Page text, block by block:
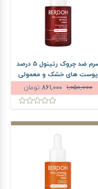
سرم ضد چروک رتینول 5 درصد
پوست های خشک و معمولی
بردون حجم 30 میلی لیتر
1,050,000 تومان